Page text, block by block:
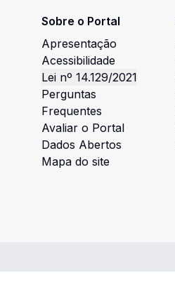
Sobre o Portal
Apresentação
Acessibilidade
Lei nº 14.129/2021
Perguntas
Frequentes
Avaliar o Portal
Dados Abertos
Mapa do site